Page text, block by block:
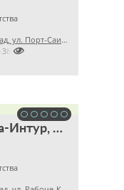
Волгоград, ул. Порт-Саида, д. 9

Алиса-Интур, туристическое агентство